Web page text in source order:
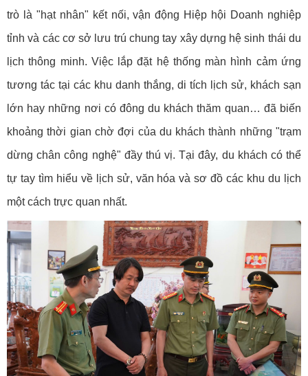
trò là "hạt nhân" kết nối, vận động Hiệp hội Doanh nghiệp
tỉnh và các cơ sở lưu trú chung tay xây dựng hệ sinh thái du
lịch thông minh. Việc lắp đặt hệ thống màn hình cảm ứng
tương tác tại các khu danh thắng, di tích lịch sử, khách sạn
lớn hay những nơi có đông du khách thăm quan… đã biến
khoảng thời gian chờ đợi của du khách thành những "trạm
dừng chân công nghệ" đầy thú vị. Tại đây, du khách có thể
tự tay tìm hiểu về lịch sử, văn hóa và sơ đồ các khu du lịch
một cách trực quan nhất.